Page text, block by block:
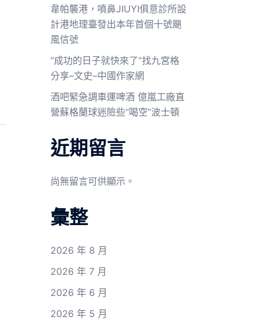
韋帕襲港，噴鼻JIUYI俱意診所設
計港地理臺發出本年首個十號颶
風信號
“成功的日子就快來了”找九宮格
分享–文史–中國作家網
酒吧緊急調車運啤酒 億嵐工廠直
營蘇格蘭球迷險些“喝空”波士頓
近期留言
尚無留言可供顯示。
彙整
2026 年 8 月
2026 年 7 月
2026 年 6 月
2026 年 5 月